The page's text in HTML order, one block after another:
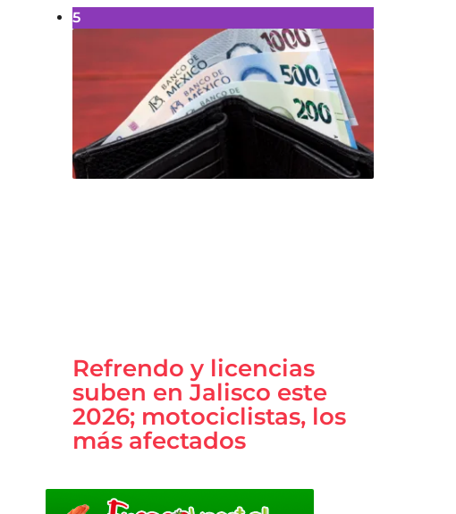
5
Refrendo y licencias
suben en Jalisco este
2026; motociclistas, los
más afectados